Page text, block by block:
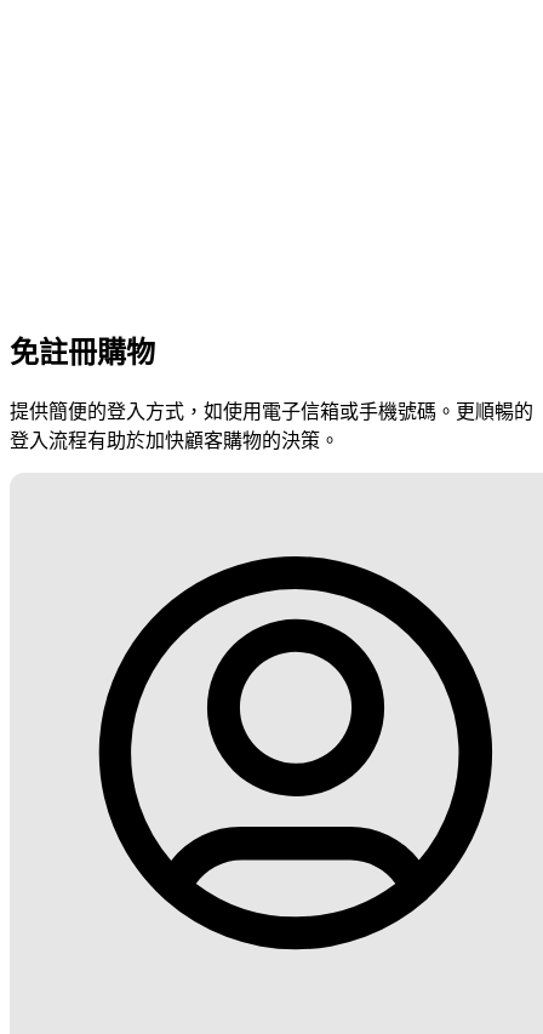
免註冊購物
提供簡便的登入方式，如使用電子信箱或手機號碼。更順暢的
登入流程有助於加快顧客購物的決策。